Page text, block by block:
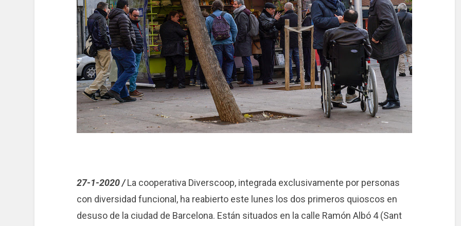
27-1-2020 /La cooperativa Diverscoop, integrada exclusivamente por personas
con diversidad funcional, ha reabierto este lunes los dos primeros quioscos en
desuso de la ciudad de Barcelona. Están situados en la calle Ramón Albó 4 (Sant